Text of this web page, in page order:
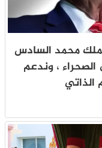
محمد السادس
، وندعم
الذاتي